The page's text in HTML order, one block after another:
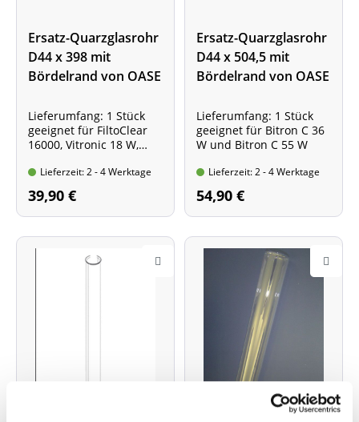
Ersatz-Quarzglasrohr
D44 x 398 mit
Bördelrand von OASE
Lieferumfang: 1 Stück
geeignet für FiltoClear
16000, Vitronic 18 W,
Vitronic 36 W
Lieferzeit: 2 - 4 Werktage
39,90 €
Ersatz-Quarzglasrohr
D44 x 504,5 mit
Bördelrand von OASE
Lieferumfang: 1 Stück
geeignet für Bitron C 36
W und Bitron C 55 W
Lieferzeit: 2 - 4 Werktage
54,90 €